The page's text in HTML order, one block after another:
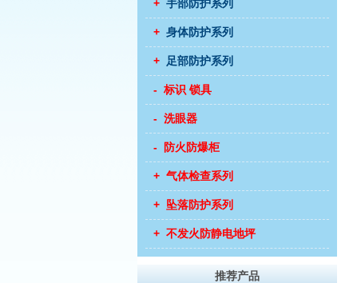
+ 手部防护系列
+ 身体防护系列
+ 足部防护系列
- 标识 锁具
- 洗眼器
- 防火防爆柜
+ 气体检查系列
+ 坠落防护系列
+ 不发火防静电地坪
推荐产品